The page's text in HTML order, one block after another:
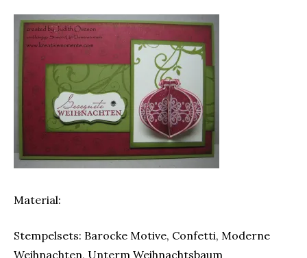
Material:
Stempelsets: Barocke Motive, Confetti, Moderne
Weihnachten, Unterm Weihnachtsbaum